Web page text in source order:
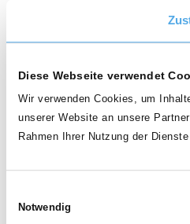
Diese Webseite verwendet
Wir verwenden Cookies, um
unserer Website an unsere
Rahmen Ihrer Nutzung der
Notwendig